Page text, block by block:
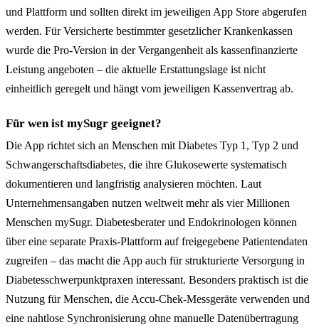
und Plattform und sollten direkt im jeweiligen App Store abgerufen
werden. Für Versicherte bestimmter gesetzlicher Krankenkassen
wurde die Pro-Version in der Vergangenheit als kassenfinanzierte
Leistung angeboten – die aktuelle Erstattungslage ist nicht
einheitlich geregelt und hängt vom jeweiligen Kassenvertrag ab.
Für wen ist mySugr geeignet?
Die App richtet sich an Menschen mit Diabetes Typ 1, Typ 2 und
Schwangerschaftsdiabetes, die ihre Glukosewerte systematisch
dokumentieren und langfristig analysieren möchten. Laut
Unternehmensangaben nutzen weltweit mehr als vier Millionen
Menschen mySugr. Diabetesberater und Endokrinologen können
über eine separate Praxis-Plattform auf freigegebene Patientendaten
zugreifen – das macht die App auch für strukturierte Versorgung in
Diabetesschwerpunktpraxen interessant. Besonders praktisch ist die
Nutzung für Menschen, die Accu-Chek-Messgeräte verwenden und
eine nahtlose Synchronisierung ohne manuelle Datenübertragung